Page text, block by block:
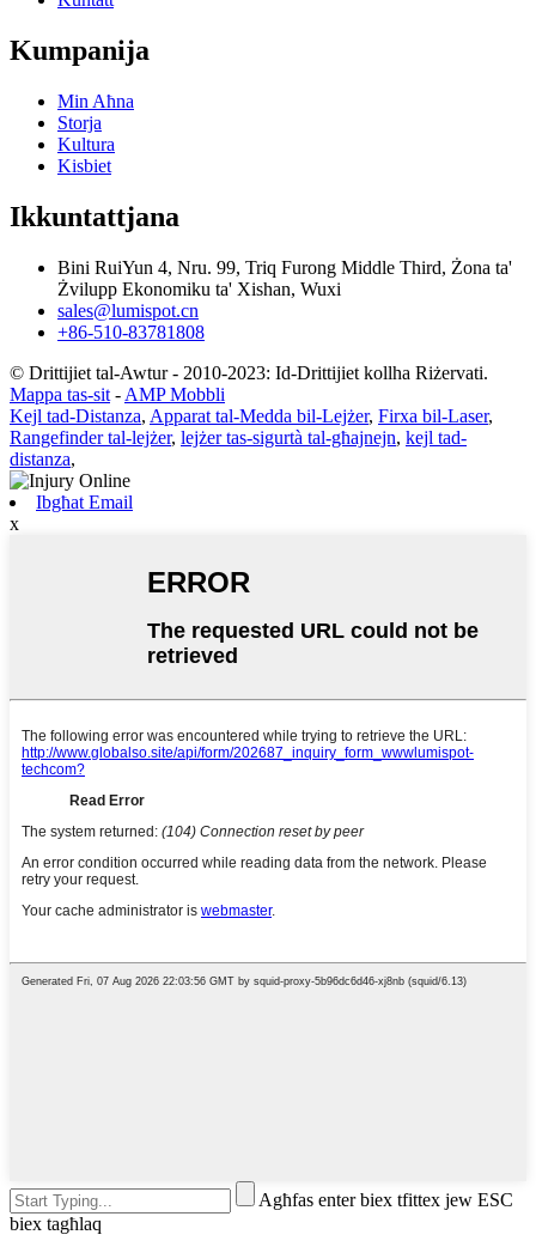
Kumpanija
Min Aħna
Storja
Kultura
Kisbiet
Ikkuntattjana
Bini RuiYun 4, Nru. 99, Triq Furong Middle Third, Żona ta'
Żvilupp Ekonomiku ta' Xishan, Wuxi
sales@lumispot.cn
+86-510-83781808
© Drittijiet tal-Awtur - 2010-2023: Id-Drittijiet kollha Riżervati.
Mappa tas-sit - AMP Mobbli
Kejl tad-Distanza, Apparat tal-Medda bil-Lejżer, Firxa bil-Laser,
Rangefinder tal-lejżer, lejżer tas-sigurtà tal-għajnejn, kejl tad-
distanza,
Ibgħat Email
x
Agħfas enter biex tfittex jew ESC
biex tagħlaq